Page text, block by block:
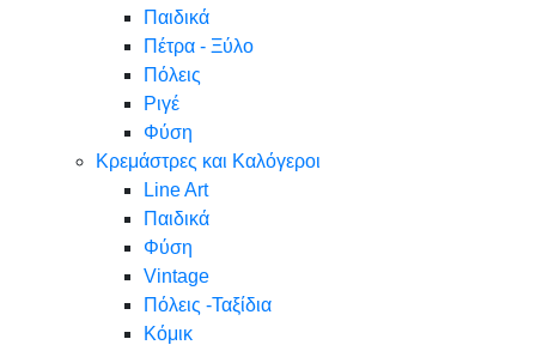
Παιδικά
Πέτρα - Ξύλο
Πόλεις
Ριγέ
Φύση
Κρεμάστρες και Καλόγεροι
Line Art
Παιδικά
Φύση
Vintage
Πόλεις -Ταξίδια
Κόμικ